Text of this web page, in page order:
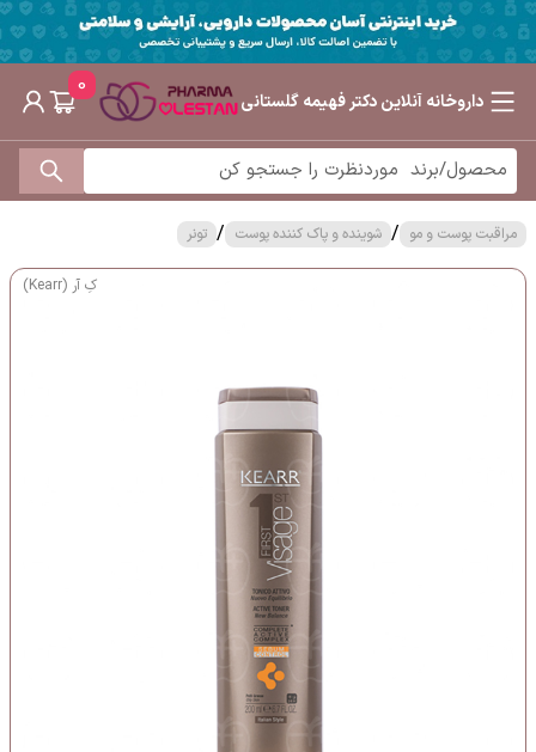
داروخانه آنلاین دکتر فهیمه گلستانی
0
مراقبت پوست و مو / شوینده و پاک کننده پوست / تونر
کِ آر (Kearr)